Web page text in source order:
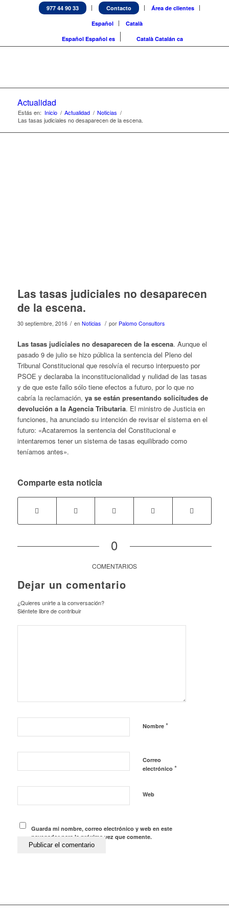
977 44 90 33 Contacto
Área de clientes
Español
Català
Español Español es Català Catalán ca
Actualidad
Estás en: Inicio / Actualidad / Noticias /
Las tasas judiciales no desaparecen de la escena.
Las tasas judiciales no desaparecen
de la escena.
30 septiembre, 2016 / en Noticias / por Palomo Consultors
Las tasas judiciales no desaparecen de la escena. Aunque el
pasado 9 de julio se hizo pública la sentencia del Pleno del
Tribunal Constitucional que resolvía el recurso interpuesto por
PSOE y declaraba la inconstitucionalidad y nulidad de las tasas
y de que este fallo sólo tiene efectos a futuro, por lo que no
cabría la reclamación, ya se están presentando solicitudes de
devolución a la Agencia Tributaria. El ministro de Justicia en
funciones, ha anunciado su intención de revisar el sistema en el
futuro: «Acataremos la sentencia del Constitucional e
intentaremos tener un sistema de tasas equilibrado como
teníamos antes».
Comparte esta noticia
0
COMENTARIOS
Dejar un comentario
¿Quieres unirte a la conversación?
Siéntete libre de contribuir
Nombre *
Correo
electrónico *
Web
Guarda mi nombre, correo electrónico y web en este
navegador para la próxima vez que comente.